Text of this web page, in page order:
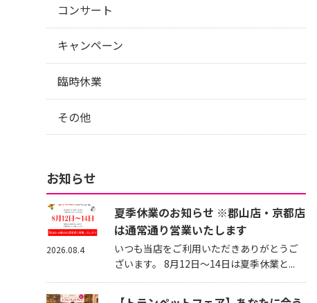
コンサート
キャンペーン
臨時休業
その他
お知らせ
夏季休業のお知らせ ※郡山店・京都店
は通常通り営業いたします
いつも当店をご利用いただきありがとうご
ざいます。 8月12日～14日は夏季休業と...
2026.08.4